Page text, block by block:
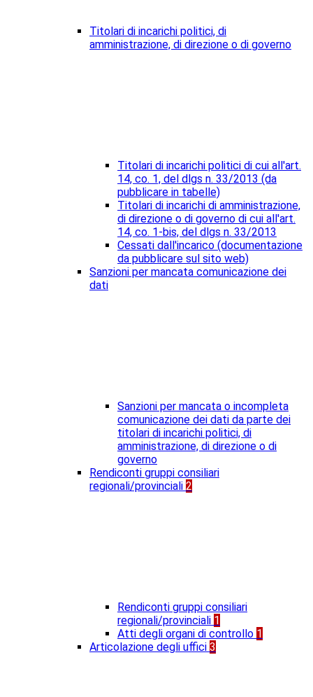
Titolari di incarichi politici, di
amministrazione, di direzione o di governo
Titolari di incarichi politici di cui all'art.
14, co. 1, del dlgs n. 33/2013 (da
pubblicare in tabelle)
Titolari di incarichi di amministrazione,
di direzione o di governo di cui all'art.
14, co. 1-bis, del dlgs n. 33/2013
Cessati dall'incarico (documentazione
da pubblicare sul sito web)
Sanzioni per mancata comunicazione dei
dati
Sanzioni per mancata o incompleta
comunicazione dei dati da parte dei
titolari di incarichi politici, di
amministrazione, di direzione o di
governo
Rendiconti gruppi consiliari
regionali/provinciali 2
Rendiconti gruppi consiliari
regionali/provinciali 1
Atti degli organi di controllo 1
Articolazione degli uffici 3